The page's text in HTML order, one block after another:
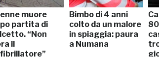
muore
partita di
“Non
il
Bimbo di 4 anni
colto da un malore
in spiaggia: paura
a Numana